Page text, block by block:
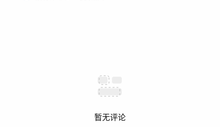
暂无评论